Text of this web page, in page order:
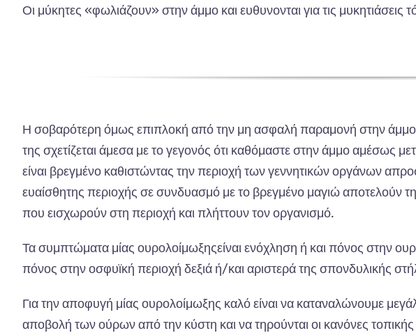
Οι μύκητες «φωλιάζουν» στην άμμο και ευθυνονται για τις
Η σοβαρότερη όμως επιπλοκή από την μη ασφαλή παραμονή στην άμμο
της σχετίζεται άμεσα με το γεγονός ότι καθόμαστε στην άμμο αμέσως
είναι βρεγμένο καθιστώντας την περιοχή των γεννητικών οργάνων
ευαίσθητης περιοχής σε συνδυασμό με το βρεγμένο μαγιώ αποτελούν
που εισχωρούν στη περιοχή και πλήττουν τον οργανισμό.
Τα συμπτώματα μίας ουρολοίμωξηςείναι ενόχληση ή και πόνος στην
πόνος στην οσφυϊκή περιοχή δεξιά ή/και αριστερά της σπονδυλικής
Για την αποφυγή μίας ουρολοίμωξης καλό είναι να καταναλώνουμε
αποβολή των ούρων από την κύστη και να τηρούνται οι κανόνες τοπικής